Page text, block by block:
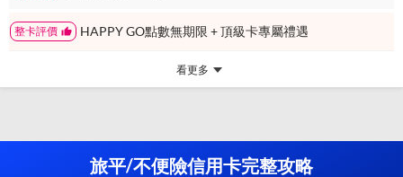
整卡評價 HAPPY GO點數無期限 + 頂級卡專屬禮遇
看更多
旅平/不便險信用卡完整攻略